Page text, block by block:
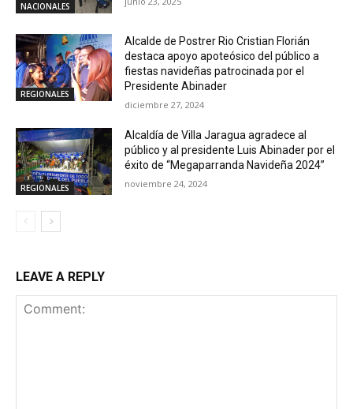
NACIONALES
REGIONALES
Alcalde de Postrer Rio Cristian Florián
destaca apoyo apoteósico del público a
fiestas navideñas patrocinada por el
Presidente Abinader
diciembre 27, 2024
REGIONALES
Alcaldía de Villa Jaragua agradece al
público y al presidente Luis Abinader por el
éxito de “Megaparranda Navideña 2024”
noviembre 24, 2024
LEAVE A REPLY